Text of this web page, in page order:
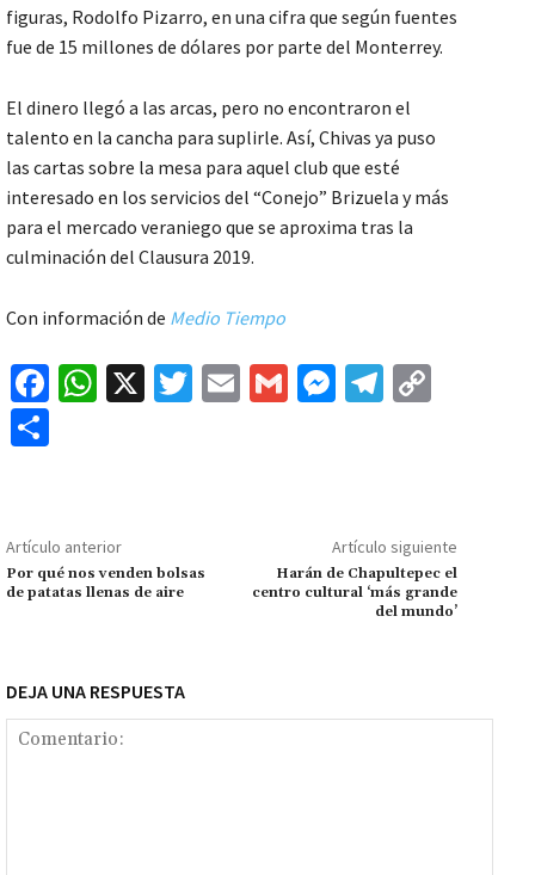
figuras, Rodolfo Pizarro, en una cifra que según fuentes
fue de 15 millones de dólares por parte del Monterrey.
El dinero llegó a las arcas, pero no encontraron el
talento en la cancha para suplirle. Así, Chivas ya puso
las cartas sobre la mesa para aquel club que esté
interesado en los servicios del “Conejo” Brizuela y más
para el mercado veraniego que se aproxima tras la
culminación del Clausura 2019.
Con información de Medio Tiempo
Fa
o
k
W
p
p
X
T
E
G
M
ge
r
Te
m Li
n
k
p
ar
Artículo anterior
Por qué nos venden bolsas
de patatas llenas de aire
Artículo siguiente
Harán de Chapultepec el
centro cultural ‘más grande
del mundo’
DEJA UNA RESPUESTA